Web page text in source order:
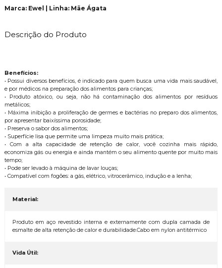
Marca: Ewel | Linha: Mãe Ágata
Descrição do Produto
Benefícios:
• Possui diversos benefícios, é indicado para quem busca uma vida mais saudável,
e por médicos na preparação dos alimentos para crianças;
• Produto atóxico, ou seja, não há contaminação dos alimentos por resíduos
metálicos;
• Máxima inibição a proliferação de germes e bactérias no preparo dos alimentos,
por apresentar baixíssima porosidade;
• Preserva o sabor dos alimentos;
• Superfície lisa que permite uma limpeza muito mais prática;
• Com a alta capacidade de retenção de calor, você cozinha mais rápido,
economiza gás ou energia e ainda mantém o seu alimento quente por muito mais
tempo;
• Pode ser levado à máquina de lavar louças;
• Compatível com fogões: a gás, elétrico, vitrocerâmico, indução e a lenha;
Material:
Produto em aço revestido interna e externamente com dupla camada de
esmalte de alta retenção de calor e durabilidade.Cabo em nylon antitérmico
Vida Útil: